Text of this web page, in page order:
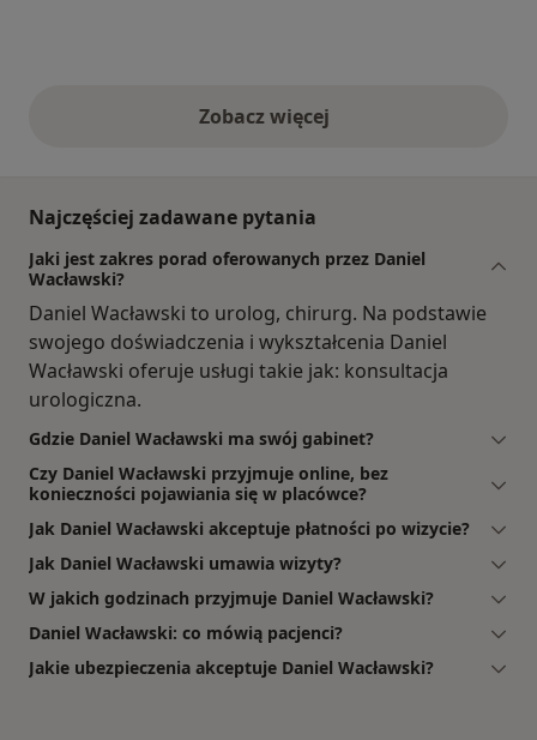
Zobacz więcejopinie powyżej
Najczęściej zadawane pytania
Jaki jest zakres porad oferowanych przez Daniel
Wacławski?
Daniel Wacławski to urolog, chirurg. Na podstawie
swojego doświadczenia i wykształcenia Daniel
Wacławski oferuje usługi takie jak: konsultacja
urologiczna.
Gdzie Daniel Wacławski ma swój gabinet?
Czy Daniel Wacławski przyjmuje online, bez
konieczności pojawiania się w placówce?
Jak Daniel Wacławski akceptuje płatności po wizycie?
Jak Daniel Wacławski umawia wizyty?
W jakich godzinach przyjmuje Daniel Wacławski?
Daniel Wacławski: co mówią pacjenci?
Jakie ubezpieczenia akceptuje Daniel Wacławski?